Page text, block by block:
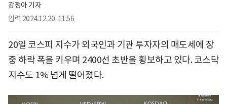
강정아 기자
입력 2024.12.20. 11:56
20일 코스피 지수가 외국인과 기관 투자자의 매도세에 장
중 하락 폭을 키우며 2400선 초반을 횡보하고 있다. 코스닥
지수도 1% 넘게 떨어졌다.